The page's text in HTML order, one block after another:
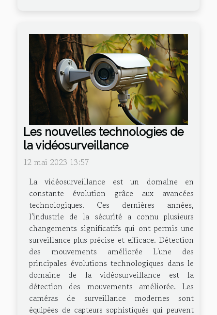
Les nouvelles technologies de
la vidéosurveillance
12 mai 2023 13:57
La vidéosurveillance est un domaine en
constante évolution grâce aux avancées
technologiques. Ces dernières années,
l'industrie de la sécurité a connu plusieurs
changements significatifs qui ont permis une
surveillance plus précise et efficace. Détection
des mouvements améliorée L'une des
principales évolutions technologiques dans le
domaine de la vidéosurveillance est la
détection des mouvements améliorée. Les
caméras de surveillance modernes sont
équipées de capteurs sophistiqués qui peuvent